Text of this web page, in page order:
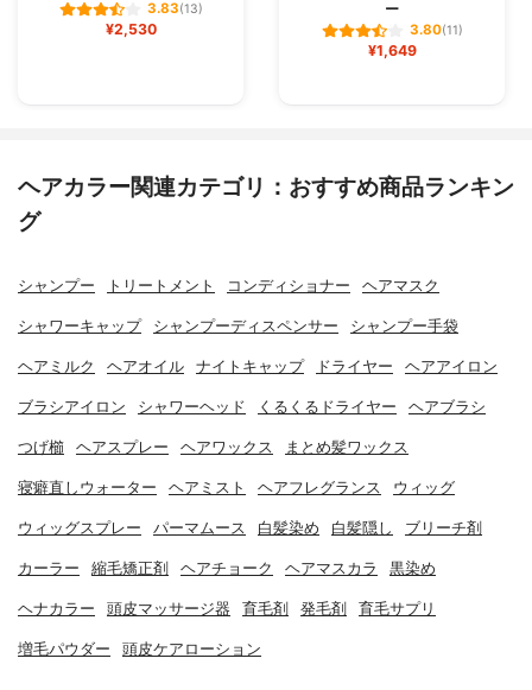
3.83(13)
¥2,530
ー
3.80(11)
¥1,649
ヘアカラー関連カテゴリ：おすすめ商品ランキン
グ
シャンプー トリートメント コンディショナー ヘアマスク
シャワーキャップ シャンプーディスペンサー シャンプー手袋
ヘアミルク ヘアオイル ナイトキャップ ドライヤー ヘアアイロン
ブラシアイロン シャワーヘッド くるくるドライヤー ヘアブラシ
つげ櫛 ヘアスプレー ヘアワックス まとめ髪ワックス
寝癖直しウォーター ヘアミスト ヘアフレグランス ウィッグ
ウィッグスプレー パーマムース 白髪染め 白髪隠し ブリーチ剤
カーラー 縮毛矯正剤 ヘアチョーク ヘアマスカラ 黒染め
ヘナカラー 頭皮マッサージ器 育毛剤 発毛剤 育毛サプリ
増毛パウダー 頭皮ケアローション